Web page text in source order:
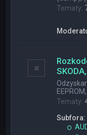
Tematy:
Tematy:
Subfora: